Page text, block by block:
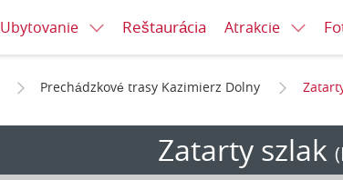
Ubytovanie Reštaurácia Atrakcie
Prechádzkové trasy Kazimierz Dolny
Zatarty szlak